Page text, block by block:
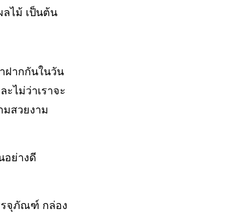
ลไม้ เป็นต้น
ฝากกันในวัน
ไม่ว่าเราจะ
สวยงาม
อย่างดี
รจุภัณฑ์ กล่อง